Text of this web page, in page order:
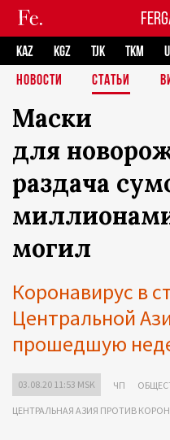
KAZ KGZ TJK TKM
НОВОСТИ
СТАТЬИ
Маски
для
раздача
могил
Коронавирус в
Центральной
прошедшую
03.08.20 11:53 MSK ЧП
ЦЕНТРАЛЬНАЯ АЗИЯ ПРОТИВ